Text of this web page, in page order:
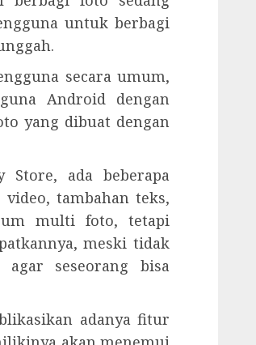
untuk berbagi
secara umum,
Android dengan
yang dibuat dengan
ada beberapa
tambahan teks,
multi foto, tetapi
meski tidak
seseorang bisa
adanya fitur